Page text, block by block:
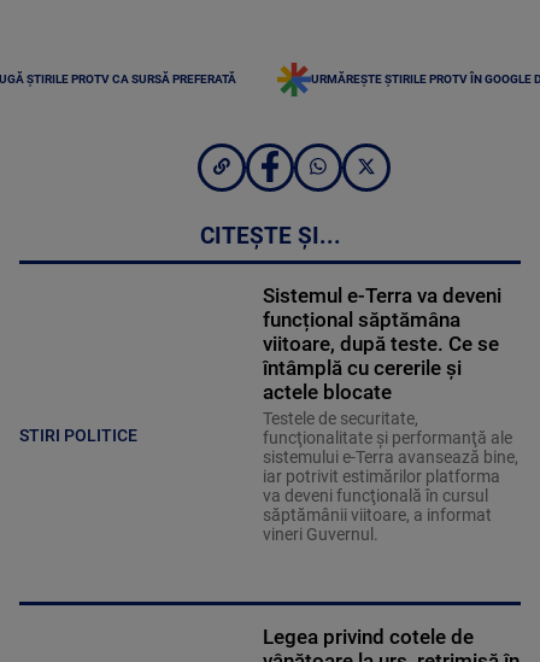
ȘTIRILE PROTV CA SURSĂ PREFERATĂ URMĂREȘTE ȘTIRILE PROTV ÎN GOOGLE
CITEȘTE ȘI...
STIRI POLITICE
Sistemul e-Terra va deveni
funcțional săptămâna
viitoare, după teste. Ce se
întâmplă cu cererile și
actele blocate
Testele de securitate,
funcţionalitate şi performanţă ale
sistemului e-Terra avansează bine,
iar potrivit estimărilor platforma
va deveni funcţională în cursul
săptămânii viitoare, a informat
vineri Guvernul.
Legea privind cotele de